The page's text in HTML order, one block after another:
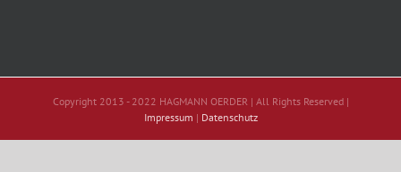
Copyright 2013 - 2022 HAGMANN OERDER | All Rights Reserved |
Impressum | Datenschutz